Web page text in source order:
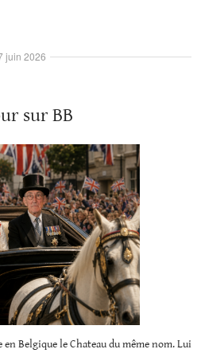
sur BB
en Belgique le Chateau du même nom. Lui
juin 2026